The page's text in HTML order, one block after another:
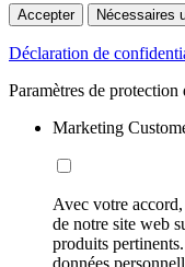
Accepter Nécessaires
Déclaration de
Paramètres de protection
Marketing
Avec votre
de notre site web
produits